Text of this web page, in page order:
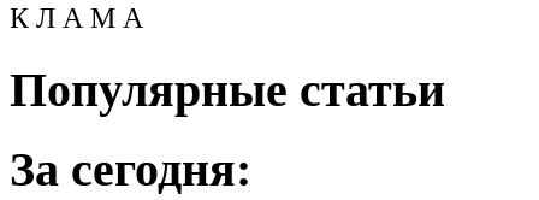
К Л А М А
Популярные статьи
За сегодня: